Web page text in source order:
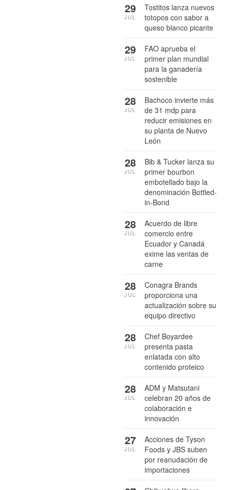
Tostitos lanza nuevos
totopos con sabor a
queso blanco picante
29
JUL
FAO aprueba el
primer plan mundial
para la ganadería
sostenible
29
JUL
Bachoco invierte más
de 31 mdp para
reducir emisiones en
su planta de Nuevo
León
28
JUL
Bib & Tucker lanza su
primer bourbon
embotellado bajo la
denominación Bottled-
in-Bond
28
JUL
Acuerdo de libre
comercio entre
Ecuador y Canadá
exime las ventas de
carne
28
JUL
Conagra Brands
proporciona una
actualización sobre su
equipo directivo
28
JUL
Chef Boyardee
presenta pasta
enlatada con alto
contenido proteico
28
JUL
ADM y Matsutani
celebran 20 años de
colaboración e
innovación
28
JUL
Acciones de Tyson
Foods y JBS suben
por reanudación de
importaciones
27
JUL